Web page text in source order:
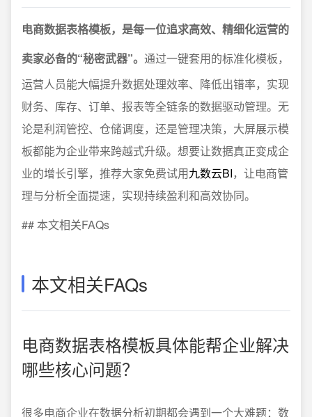
电商数据表格模板，是每一位追求高效、精细化运营的
卖家必备的“秘密武器”。 通过一键套用的标准化模板，
运营人员能大幅提升数据处理效率、降低出错率，实现
财务、库存、订单、报表等全链条的数据驱动管理。无
论是利润管控、仓储调度，还是管理决策，大屏展示模
板都能为企业带来跨越式升级。想要让数据真正变成企
业的增长引擎，推荐大家免费试用九数云BI，让电商管
理与分析全面提速，实现持续盈利和高效协同。
## 本文相关FAQs
本文相关FAQs
电商数据表格模板具体能帮企业解决
哪些核心问题？
很多电商企业在数据分析初期都会遇到一个大难题：数